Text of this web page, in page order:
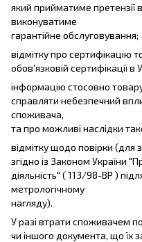
який прийматиме претензії
виконуватиме
гарантійне обслуговування;
відмітку про сертифікацію
обов'язковій сертифікації в
інформацію стосовно
справляти небезпечний
споживача,
та про можливі наслідки
відмітку щодо повірки (для
згідно із Законом України
діяльність" ( 113/98-ВР )
метрологічному
нагляду).
У разі втрати споживачем
чи іншого документа, що їх